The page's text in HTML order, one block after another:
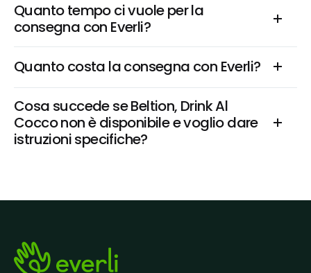
Quanto tempo ci vuole per la
consegna con Everli?
Quanto costa la consegna con Everli?
Cosa succede se Beltion, Drink Al
Cocco non è disponibile e voglio dare
istruzioni specifiche?